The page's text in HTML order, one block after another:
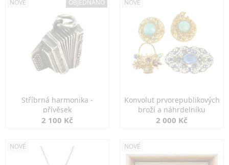
NOVÉ OBJEDNÁNO
Stříbrná harmonika -
přívěsek
2 100 Kč
NOVÉ
Konvolut prvorepublikových
broží a náhrdelníku
2 000 Kč
NOVÉ NOVÉ